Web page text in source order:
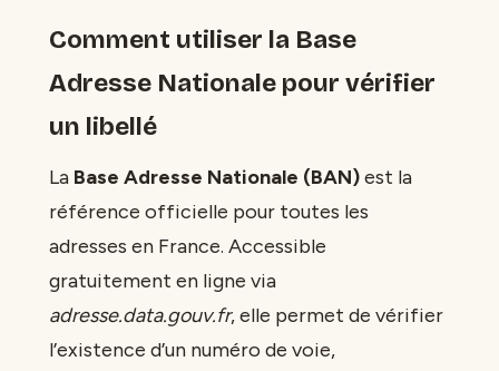
Comment utiliser la Base
Adresse Nationale pour vérifier
un libellé
La Base Adresse Nationale (BAN)est la
référence officielle pour toutes les
adresses en France. Accessible
gratuitement en ligne via
adresse.data.gouv.fr, elle permet de vérifier
l’existence d’un numéro de voie,